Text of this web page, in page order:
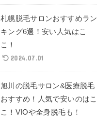
札幌脱毛サロンおすすめラン
キング6選！安い人気はこ
こ！
2024.07.01
旭川の脱毛サロン&医療脱毛
おすすめ！人気で安いのはこ
こ！VIOや全身脱毛も！